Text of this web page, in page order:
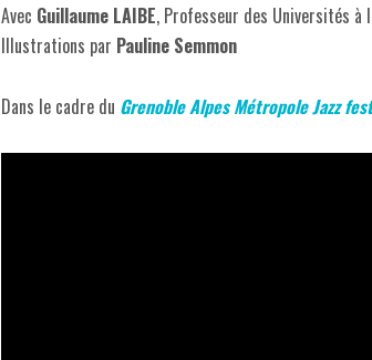
Avec Guillaume LAIBE, Professeur des Universités à
Illustrations par Pauline Semmon
Dans le cadre du Grenoble Alpes Métropole Jazz